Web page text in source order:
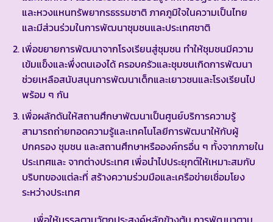
และหวงแหนทรัพยากรธรรมชาติ ภาคภูมิใจในความเป็นไทย
และมีส่วนร่วมในการพัฒนาชุมชนและประเทศชาติ
เพื่อขยายการพัฒนาจากโรงเรียนสู่ชุมชน ทำให้ชุมชนมีความ
เข้มแข็งและพึ่งตนเองได้ ครอบครัวและชุมชนเกิดการพัฒนา
ช่วยเหลือสนับสนุนการพัฒนาเด็กและเยาวชนและโรงเรียนไป
พร้อม ๆ กัน
เพื่อผลักดันให้สถานศึกษาพัฒนาเป็นศูนย์บริการความรู้
สามารถถ่ายทอดความรู้และเทคโนโลยีการพัฒนาให้กับผู้
ปกครอง ชุมชน และสถานศึกษาหรือองค์กรอื่น ๆ ทั้งจากภายใน
ประเทศและ จากต่างประเทศ เพื่อนำไปประยุกต์ให้เหมาะสมกับ
บริบทของแต่ละที่ สร้างความร่วมมือและเครือข่ายเชื่อมโยง
ระหว่างประเทศ